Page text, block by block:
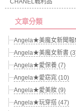
CHANEL戰利品
文章分類
Angela★美魔女新聞報
Angela★美魔女新書
Angela★愛保養 (7)
Angela★愛窈窕 (10)
Angela★愛美妝 (9)
Angela★玩穿搭 (47)